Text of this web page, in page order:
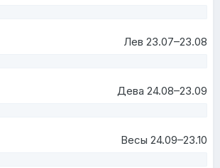
Лев 23.07–23.08
Дева 24.08–23.09
Весы 24.09–23.10